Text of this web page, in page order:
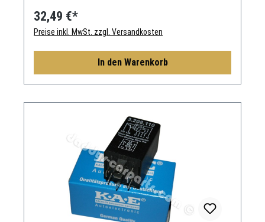
32,49 €*
Preise inkl. MwSt. zzgl. Versandkosten
In den Warenkorb